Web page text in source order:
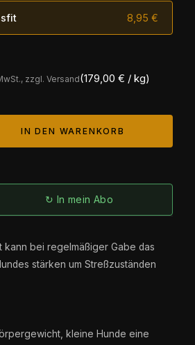
8,95 €
zzgl. Versand(179,00 € / kg)
IN DEN WARENKORB
↻ In mein Abo
kann bei regelmäßiger Gabe das
stärken um Streßzuständen
kleine Hunde eine